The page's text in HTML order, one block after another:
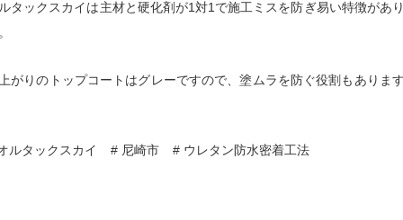
タックスカイは主材と硬化剤が1対1で施工ミスを防ぎ易い特徴があ
がりのトップコートはグレーですので、塗ムラを防ぐ役割もありま
ルタックスカイ # 尼崎市 # ウレタン防水密着工法